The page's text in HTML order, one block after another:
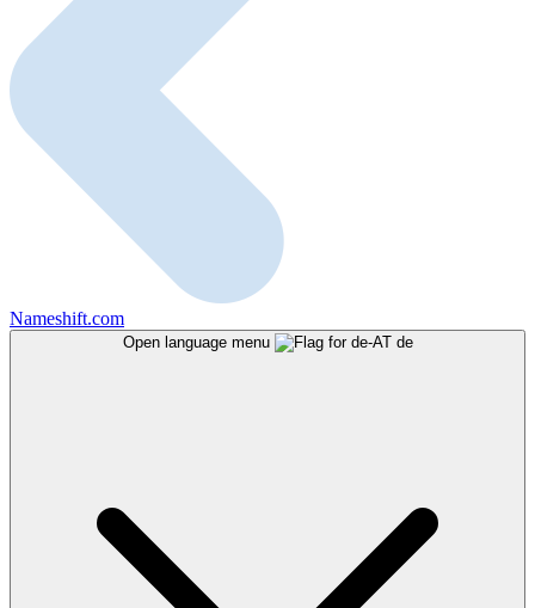
Nameshift.com
Open language menu de